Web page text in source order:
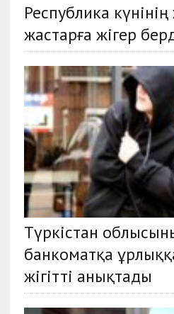
Республика
жастарға жігер
Түркістан
банкоматқа
жігітті анықтады